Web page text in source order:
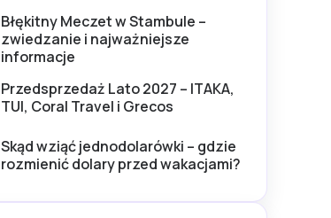
Błękitny Meczet w Stambule –
zwiedzanie i najważniejsze
informacje
Przedsprzedaż Lato 2027 – ITAKA,
TUI, Coral Travel i Grecos
Skąd wziąć jednodolarówki – gdzie
rozmienić dolary przed wakacjami?